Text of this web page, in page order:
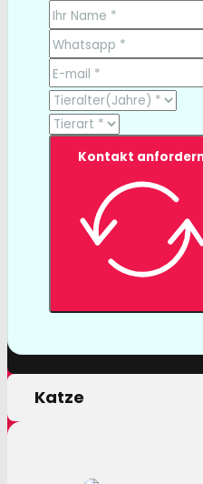
Kontakt
TESTSIEGER bereits
Mit einer
nur von erstklassigen
Hund
Katze